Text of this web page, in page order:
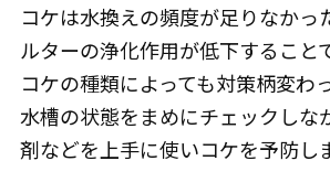
コケは水換えの頻度が足りなかっ
ルターの浄化作用が低下すること
コケの種類によっても対策柄変わ
水槽の状態をまめにチェックしな
剤などを上手に使いコケを予防し